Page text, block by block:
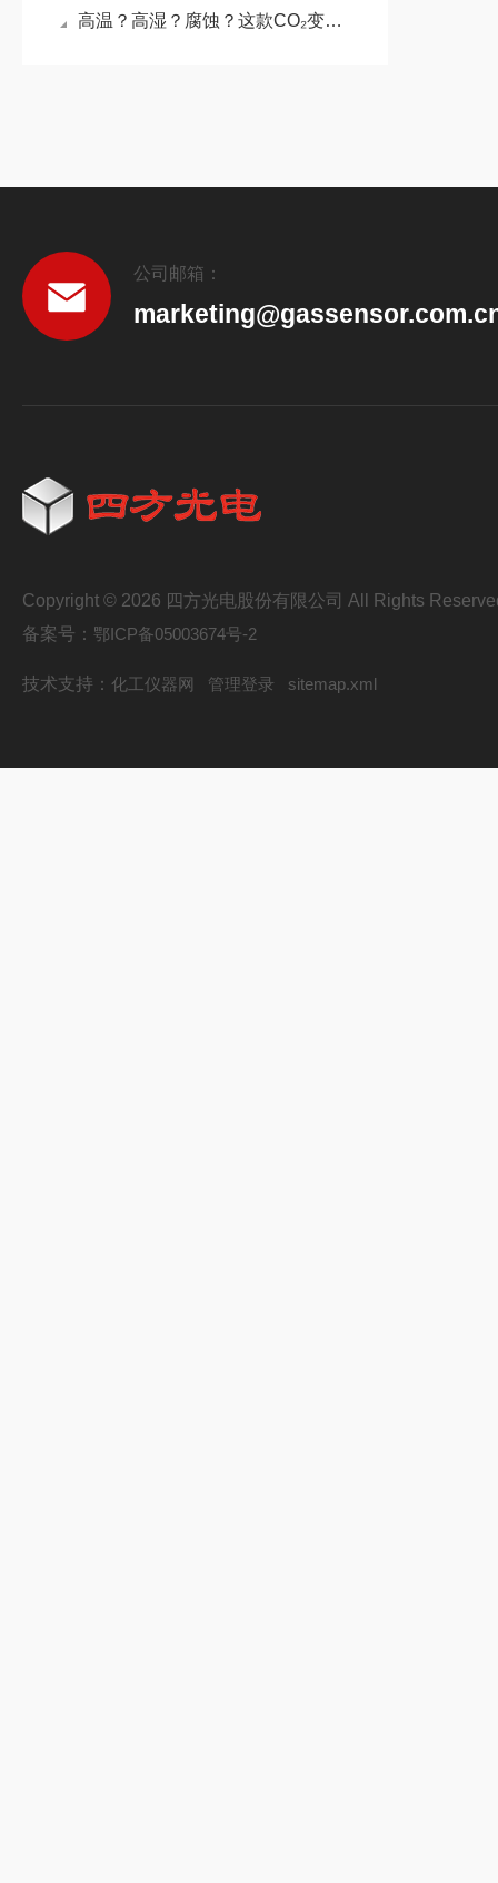
高温？高湿？腐蚀？这款CO₂变送器为何成为行业“隐形守护者”
公司邮箱：
Copyright © 2026 四方光电股份有限公司 All Rights
备案号： 鄂ICP备05003674号-2
技术支持： 化工仪器网 管理登录 sitemap.xml